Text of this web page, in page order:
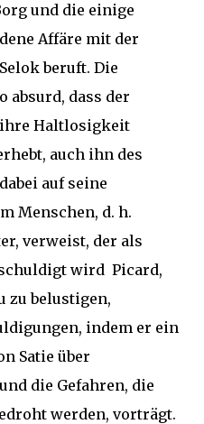
und die einige
Affäre mit der
beruft. Die
absurd, dass der
Haltlosigkeit
auch ihn des
auf seine
Menschen, d. h.
verweist, der als
wird Picard,
zu belustigen,
indem er ein
Satie über
die Gefahren, die
werden, vorträgt.